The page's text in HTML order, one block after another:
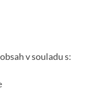
v souladu s: